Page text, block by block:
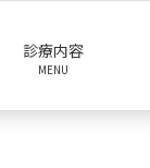
診療内容
MENU